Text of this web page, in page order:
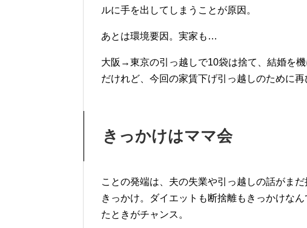
ルに手を出してしまうことが原因。
あとは環境要因。実家も…
大阪→東京の引っ越しで10袋は捨て、結婚を
だけれど、今回の家賃下げ引っ越しのために
きっかけはママ会
ことの発端は、夫の失業や引っ越しの話がま
きっかけ。ダイエットも断捨離もきっかけな
たときがチャンス。